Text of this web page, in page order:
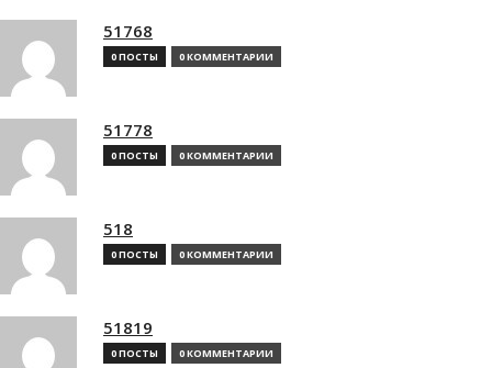
51768
0 ПОСТЫ 0 КОММЕНТАРИИ
51778
0 ПОСТЫ 0 КОММЕНТАРИИ
518
0 ПОСТЫ 0 КОММЕНТАРИИ
51819
0 ПОСТЫ 0 КОММЕНТАРИИ